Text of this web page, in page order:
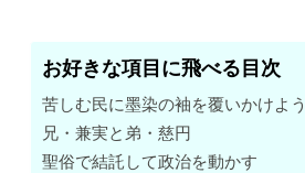
お好きな項目に飛べる目次
苦しむ民に墨染の袖を覆いかけよう
兄・兼実と弟・慈円
聖俗で結託して政治を動かす